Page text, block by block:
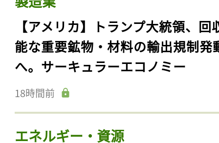
【アメリカ】トランプ大統領、回
能な重要鉱物・材料の輸出規制発
へ。サーキュラーエコノミー
18時間前
エネルギー・資源